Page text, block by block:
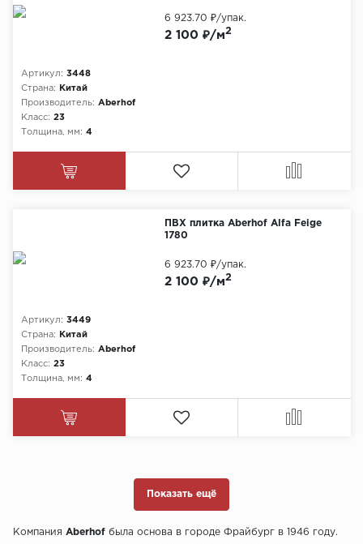
Артикул: 3448
Страна:
Китай
Производитель: Aberhof
Класс: 23
Толщина, мм: 4
2 100 ₽/м2
6 923.70 ₽/упак.
ПВХ плитка Aberhof Alfa Feige
1780
Артикул: 3449
Страна:
Китай
Производитель: Aberhof
Класс: 23
Толщина, мм: 4
2 100 ₽/м2
6 923.70 ₽/упак.
Показать ещё
Компания Aberhof была основа в городе Фрайбург в 1946 году.